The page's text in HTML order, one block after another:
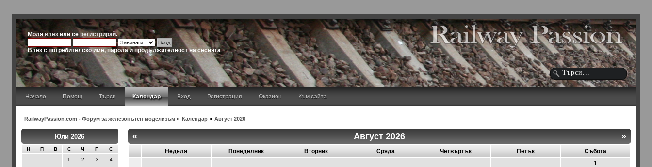
Молявлез или серегистрирай.
Влез с потребителско име, парола и продължителност на сесията
Начало Помощ Търси Календар Вход Регистрация Оказион Към сайта
RailwayPassion.com - Форум за железопътен моделизъм» Календар » Август 2026
Юли 2026
Н П В С Ч П
С
1
2 3 4
« »
Август 2026
Неделя Понеделник Вторник Сряда Четвъртък Петък Събота
1